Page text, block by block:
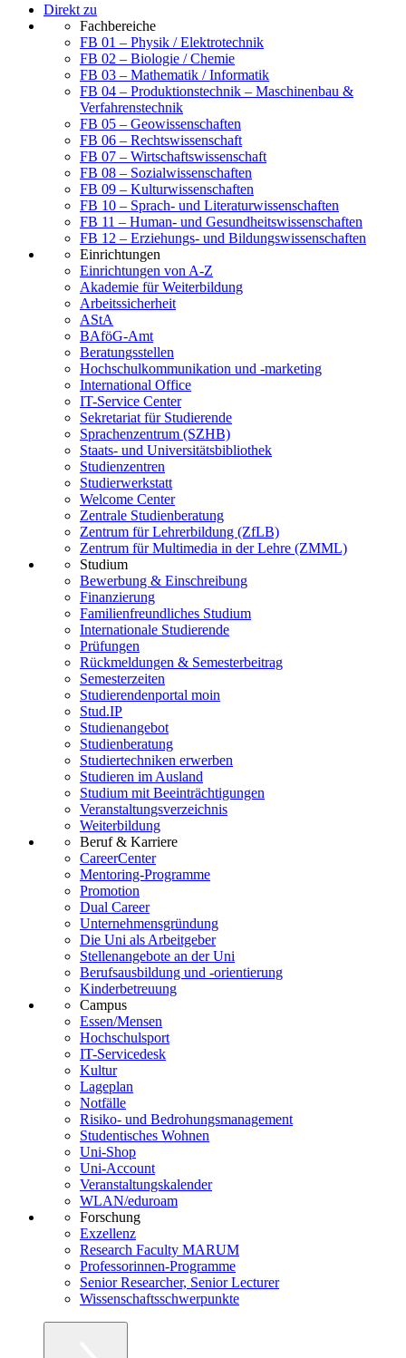
Direkt zu
Fachbereiche
FB 01 – Physik / Elektrotechnik
FB 02 – Biologie / Chemie
FB 03 – Mathematik / Informatik
FB 04 – Produktionstechnik – Maschinenbau &
Verfahrenstechnik
FB 05 – Geowissenschaften
FB 06 – Rechtswissenschaft
FB 07 – Wirtschaftswissenschaft
FB 08 – Sozialwissenschaften
FB 09 – Kulturwissenschaften
FB 10 – Sprach- und Literaturwissenschaften
FB 11 – Human- und Gesundheitswissenschaften
FB 12 – Erziehungs- und Bildungswissenschaften
Einrichtungen
Einrichtungen von A-Z
Akademie für Weiterbildung
Arbeitssicherheit
AStA
BAföG-Amt
Beratungsstellen
Hochschulkommunikation und -marketing
International Office
IT-Service Center
Sekretariat für Studierende
Sprachenzentrum (SZHB)
Staats- und Universitätsbibliothek
Studienzentren
Studierwerkstatt
Welcome Center
Zentrale Studienberatung
Zentrum für Lehrerbildung (ZfLB)
Zentrum für Multimedia in der Lehre (ZMML)
Studium
Bewerbung & Einschreibung
Finanzierung
Familienfreundliches Studium
Internationale Studierende
Prüfungen
Rückmeldungen & Semesterbeitrag
Semesterzeiten
Studierendenportal moin
Stud.IP
Studienangebot
Studienberatung
Studiertechniken erwerben
Studieren im Ausland
Studium mit Beeinträchtigungen
Veranstaltungsverzeichnis
Weiterbildung
Beruf & Karriere
CareerCenter
Mentoring-Programme
Promotion
Dual Career
Unternehmensgründung
Die Uni als Arbeitgeber
Stellenangebote an der Uni
Berufsausbildung und -orientierung
Kinderbetreuung
Campus
Essen/Mensen
Hochschulsport
IT-Servicedesk
Kultur
Lageplan
Notfälle
Risiko- und Bedrohungsmanagement
Studentisches Wohnen
Uni-Shop
Uni-Account
Veranstaltungskalender
WLAN/eduroam
Forschung
Exzellenz
Research Faculty MARUM
Professorinnen-Programme
Senior Researcher, Senior Lecturer
Wissenschaftsschwerpunkte